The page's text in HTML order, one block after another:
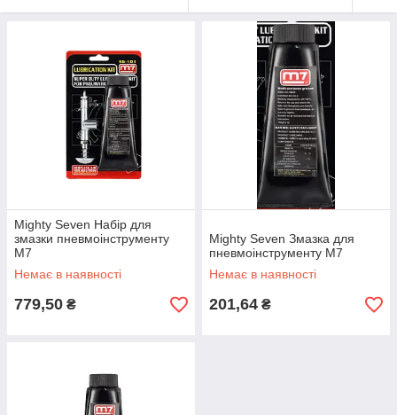
Mighty Seven Набір для
змазки пневмоінструменту
М7
Немає в наявності
779,50 ₴
Mighty Seven Змазка для
пневмоінструменту М7
Немає в наявності
201,64 ₴